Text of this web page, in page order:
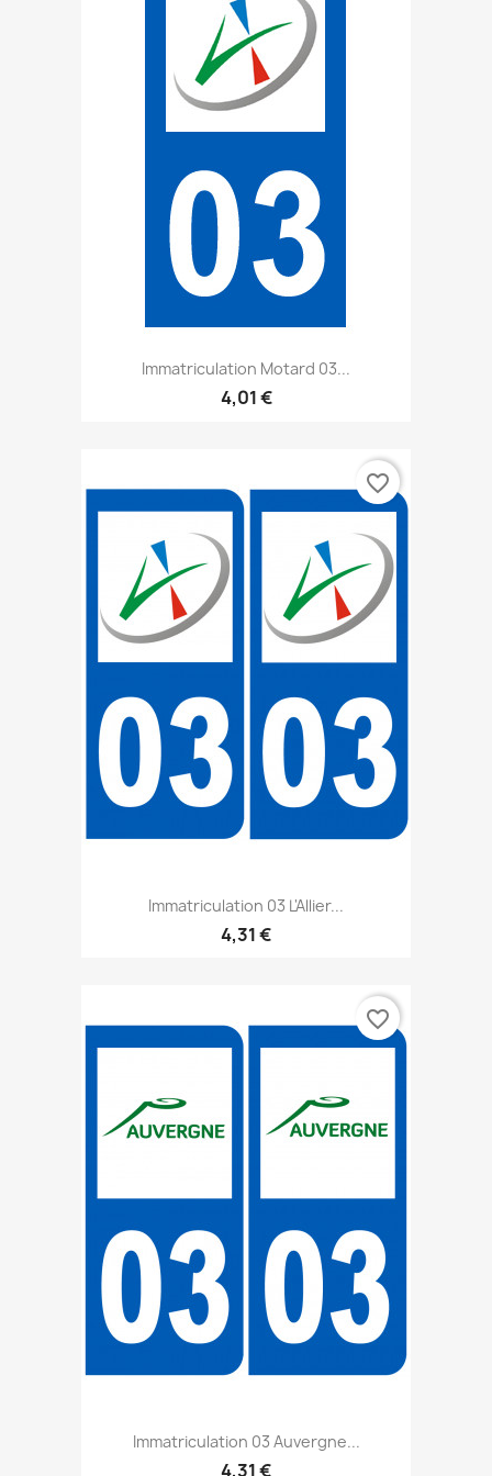
Immatriculation Motard 03...
4,01 €
Immatriculation 03 L'Allier...
4,31 €
favorite_border
Immatriculation 03 Auvergne...
4,31 €
favorite_border